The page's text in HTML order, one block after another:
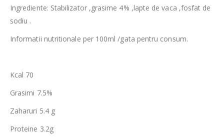
Ingrediente: Stabilizator ,grasime 4% ,lapte de vaca ,fosfat de
sodiu .
Informatii nutritionale per 100ml /gata pentru consum.
Kcal 70
Grasimi 7.5%
Zaharuri 5.4 g
Proteine 3.2g